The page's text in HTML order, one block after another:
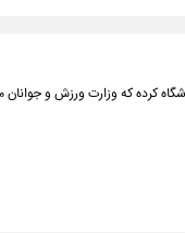
کرده که وزارت ورزش و